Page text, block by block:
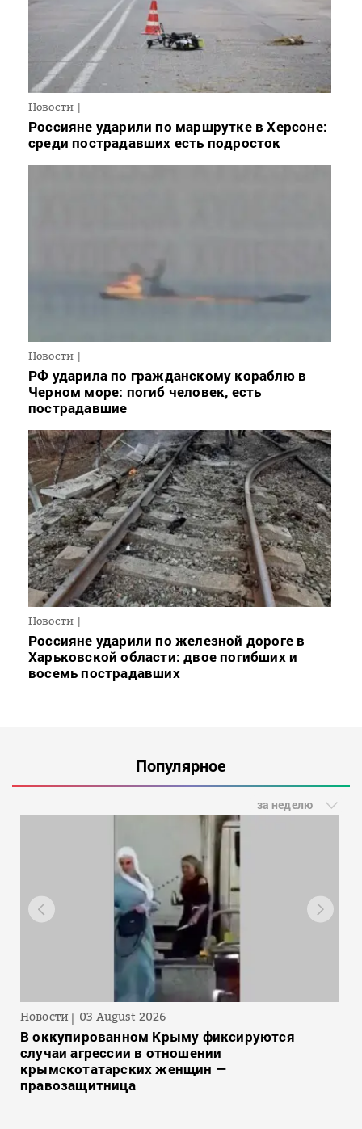
Новости
Россияне ударили по маршрутке в Херсоне:
среди пострадавших есть подросток
Новости
РФ ударила по гражданскому кораблю в
Черном море: погиб человек, есть
пострадавшие
Новости
Россияне ударили по железной дороге в
Харьковской области: двое погибших и
восемь пострадавших
Популярное
за неделю
Новости 03 August 2026
В оккупированном Крыму фиксируются
случаи агрессии в отношении
крымскотатарских женщин —
правозащитница